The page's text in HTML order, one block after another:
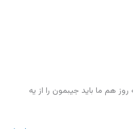
هم ما باید جیبمون را از یه